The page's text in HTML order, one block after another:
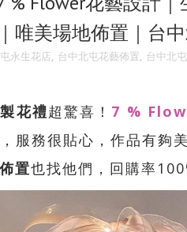
唯美場地佈置｜台
永生花店, 台中北屯花藝佈置, 台中北
花禮超驚喜！ 7 %
，服務很貼心，作品有夠
置也找他們，回購率